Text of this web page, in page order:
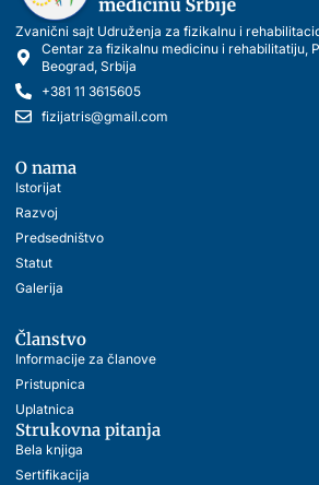
Zvanični sajt Udruženja za fizikalnu i
Centar za fizikalnu medicinu i rehabilitatiju,
Beogrаd, Srbijа
+381 11 3615605
fizijatris@gmail.com
O nama
Istorijat
Razvoj
Predsedništvo
Statut
Galerija
Članstvo
Informacije za članove
Pristupnica
Uplatnica
Strukovna pitanja
Bela knjiga
Sertifikacija